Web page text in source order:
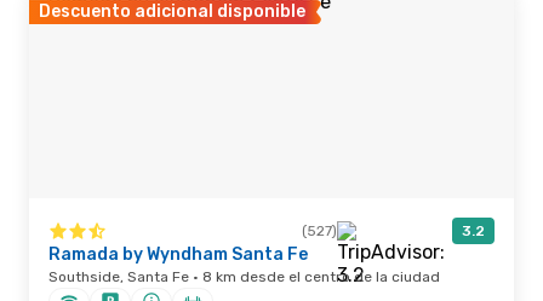
Descuento adicional disponible
(527) 3.2
Ramada by Wyndham Santa Fe
Southside, Santa Fe · 8 km desde el centro de la ciudad